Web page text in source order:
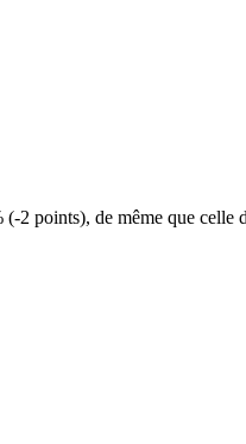
2 points), de même que celle